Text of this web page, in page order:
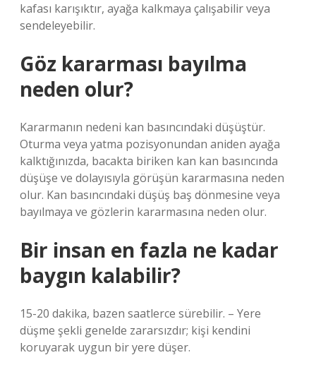
kafası karışıktır, ayağa kalkmaya çalışabilir veya
sendeleyebilir.
Göz kararması bayılma
neden olur?
Kararmanın nedeni kan basıncındaki düşüştür.
Oturma veya yatma pozisyonundan aniden ayağa
kalktığınızda, bacakta biriken kan kan basıncında
düşüşe ve dolayısıyla görüşün kararmasına neden
olur. Kan basıncındaki düşüş baş dönmesine veya
bayılmaya ve gözlerin kararmasına neden olur.
Bir insan en fazla ne kadar
baygın kalabilir?
15-20 dakika, bazen saatlerce sürebilir. – Yere
düşme şekli genelde zararsızdır; kişi kendini
koruyarak uygun bir yere düşer.